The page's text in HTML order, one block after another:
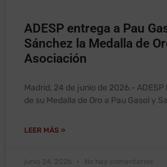
ADESP entrega a Pau
Sánchez la Medalla de
Asociación
Madrid, 24 de junio de 2026.-
de su Medalla de Oro a Pau Gasol y
LEER MÁS »
junio 24, 2026 No hay comentarios